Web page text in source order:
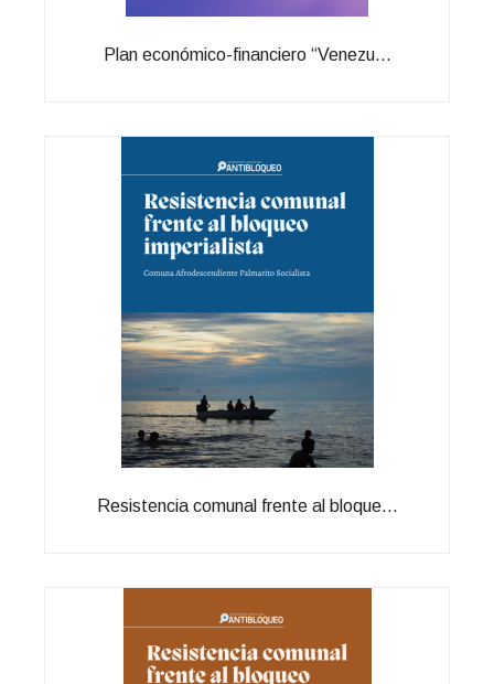
Plan económico-financiero “Venezu...
Resistencia comunal frente al bloque...